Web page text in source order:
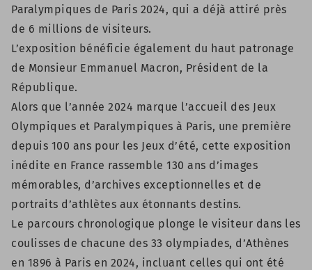
Paralympiques de Paris 2024, qui a déjà attiré près
de 6 millions de visiteurs.
L’exposition bénéficie également du haut patronage
de Monsieur Emmanuel Macron, Président de la
République.
Alors que l’année 2024 marque l’accueil des Jeux
Olympiques et Paralympiques à Paris, une première
depuis 100 ans pour les Jeux d’été, cette exposition
inédite en France rassemble 130 ans d’images
mémorables, d’archives exceptionnelles et de
portraits d’athlètes aux étonnants destins.
Le parcours chronologique plonge le visiteur dans les
coulisses de chacune des 33 olympiades, d’Athènes
en 1896 à Paris en 2024, incluant celles qui ont été